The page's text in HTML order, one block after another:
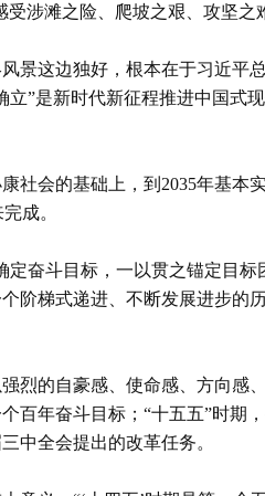
涉滩之险、爬坡之艰、攻坚之
景这边独好，根本在于习近平
”是新时代新征程推进中国式
社会的基础上，到2035年基本
成。
奋斗目标，一以贯之锚定目标
阶梯式递进、不断发展进步的
烈的自豪感、使命感、方向感
百年奋斗目标；“十五五”时期
中全会提出的改革任务。